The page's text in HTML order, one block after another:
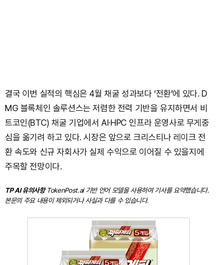
결국 이번 실적의 핵심은 4월 채굴 성과보다 ‘전환’에 있다. D
MG 블록체인 솔루션스는 저렴한 전력 기반을 유지하면서 비
트코인(BTC) 채굴 기업에서 AI·HPC 인프라 운영사로 무게중
심을 옮기려 하고 있다. 시장은 앞으로 크리스티나 레이크 전
환 속도와 신규 자회사가 실제 수익으로 이어질 수 있을지에
주목할 전망이다.
TP AI 유의사항TokenPost.ai 기반 언어 모델을 사용하여 기사를 요약했습니다.
본문의 주요 내용이 제외되거나 사실과 다를 수 있습니다.